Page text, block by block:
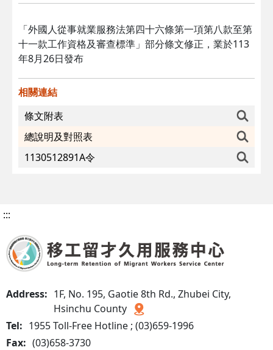
「外國人從事就業服務法第四十六條第一項第八款至第
十一款工作資格及審查標準」部分條文修正，業於113
年8月26日發布
相關連結
條文附表
總說明及對照表
1130512891A令
:::
Address: 1F, No. 195, Gaotie 8th Rd., Zhubei City,
Hsinchu County
Tel: 1955 Toll-Free Hotline ; (03)659-1996
Fax: (03)658-3730